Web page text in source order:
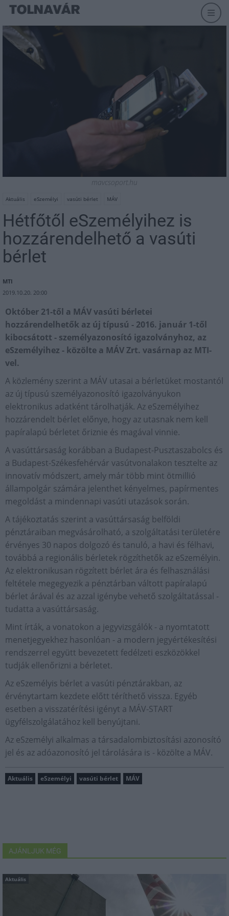
mavcsoport.hu
Aktuális eSzemélyi vasúti bérlet MÁV
Hétfőtől eSzemélyihez is
hozzárendelhető a vasúti
bérlet
MTI
2019.10.20. 20:00
Október 21-től a MÁV vasúti bérletei
hozzárendelhetők az új típusú - 2016. január 1-től
kibocsátott - személyazonosító igazolványhoz, az
eSzemélyihez - közölte a MÁV Zrt. vasárnap az MTI-
vel.
A közlemény szerint a MÁV utasai a bérletüket mostantól
az új típusú személyazonosító igazolványukon
elektronikus adatként tárolhatják. Az eSzemélyihez
hozzárendelt bérlet előnye, hogy az utasnak nem kell
papíralapú bérletet őriznie és magával vinnie.
A vasúttársaság korábban a Budapest-Pusztaszabolcs és
a Budapest-Székesfehérvár vasútvonalakon tesztelte az
innovatív módszert, amely már több mint ötmillió
állampolgár számára jelenthet kényelmes, papírmentes
megoldást a mindennapi vasúti utazások során.
A tájékoztatás szerint a vasúttársaság belföldi
pénztáraiban megvásárolható, a szolgáltatási területére
érvényes 30 napos dolgozó és tanuló, a havi és félhavi,
továbbá a regionális bérletek rögzíthetők az eSzemélyin.
Az elektronikusan rögzített bérlet ára és felhasználási
feltétele megegyezik a pénztárban váltott papíralapú
bérlet árával és az azzal igénybe vehető szolgáltatással -
tudatta a vasúttársaság.
Mint írták, a vonatokon a jegyvizsgálók - a nyomtatott
menetjegyekhez hasonlóan - a modern jegyértékesítési
rendszerrel együtt bevezetett fedélzeti eszközökkel
tudják ellenőrizni a bérletet.
Az eSzemélyis bérlet a vasúti pénztárakban, az
érvénytartam kezdete előtt téríthető vissza. Egyéb
esetben a visszatérítési igényt a MÁV-START
ügyfélszolgálatához kell benyújtani.
Az eSzemélyi alkalmas a társadalombiztosítási azonosító
jel és az adóazonosító jel tárolására is - közölte a MÁV.
Aktuális eSzemélyi vasúti bérlet MÁV
AJÁNLJUK MÉG
Aktuális